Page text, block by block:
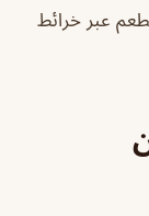
عبر خرائط